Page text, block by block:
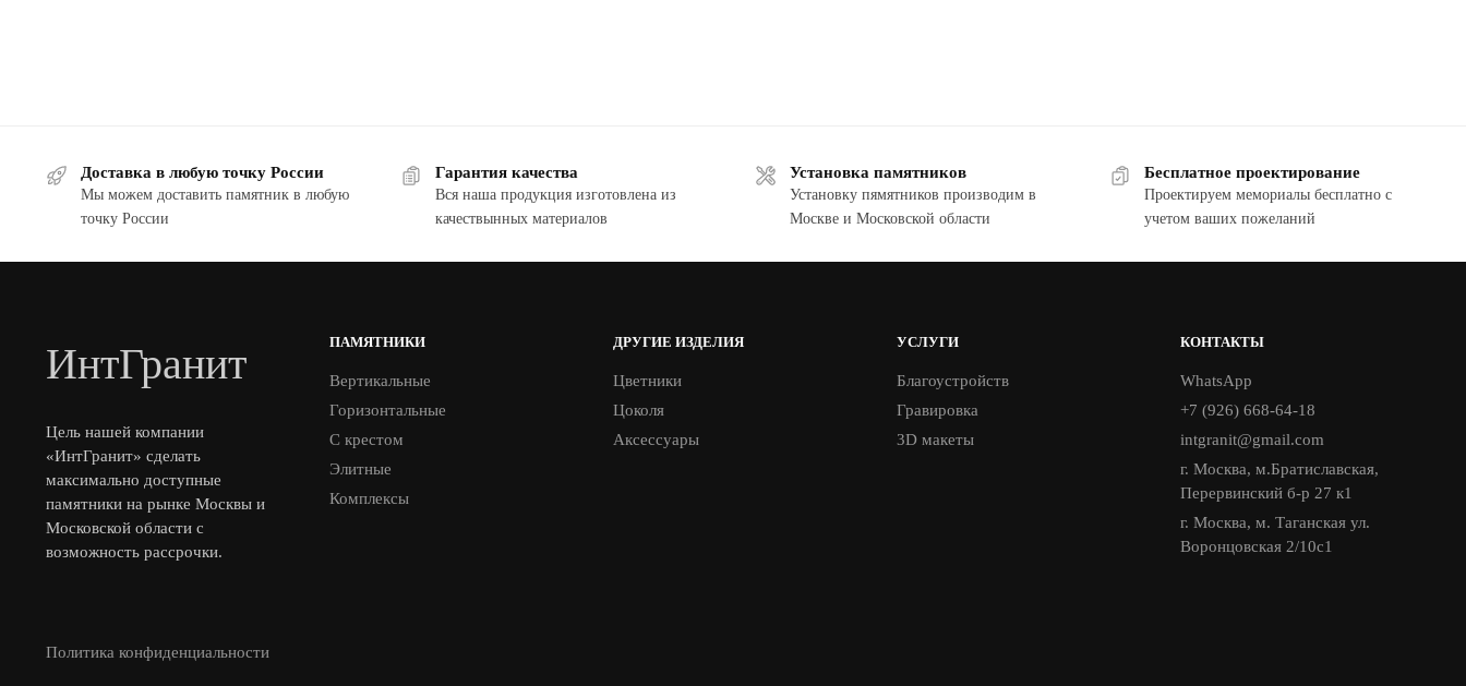
Доставка в любую точку России
Мы можем доставить памятник в любую
точку России
Гарантия качества
Вся наша продукция изготовлена из
качествынных материалов
Установка памятников
Установку пямятников производим в
Москве и Московской области
Бесплатное проектирование
Проектируем мемориалы бесплатно с
учетом ваших пожеланий
ИнтГранит
Цель нашей компании
«ИнтГранит» сделать
максимально доступные
памятники на рынке Москвы и
Московской области с
возможность рассрочки.
ПАМЯТНИКИ
Вертикальные
Горизонтальные
С крестом
Элитные
Комплексы
ДРУГИЕ ИЗДЕЛИЯ
Цветники
Цоколя
Аксессуары
УСЛУГИ
Благоустройств
Гравировка
3D макеты
КОНТАКТЫ
WhatsApp
+7 (926) 668-64-18
intgranit@gmail.com
г. Москва, м.Братиславская,
Перервинский б-р 27 к1
г. Москва, м. Таганская ул.
Воронцовская 2/10с1
Политика конфиденциальности